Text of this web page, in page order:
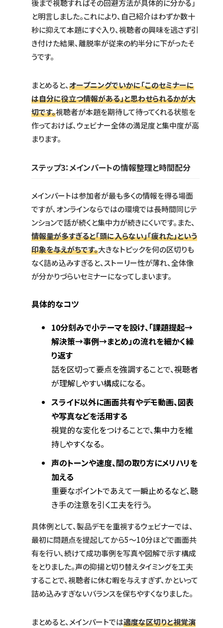
後まで視聴すればその回避方法が具体的に分かる」
と明言しました。これにより、自己紹介はわずか数十
秒に抑えて本題にすぐ入り、視聴者の興味を逃さず引
き付けた結果、離脱率が従来の約半分に下がったそ
うです。
まとめると、オープニングでいかに「このセミナーに
は自分に役立つ情報がある」と思わせられるかが大
切です。視聴者が本題を期待して待ってくれる状態を
作っておけば、ウェビナー全体の満足度と集中度が高
まります。
ステップ3：メインパートの情報整理と時間配分
メインパートは参加者が最も多くの情報を得る場面
ですが、オンラインならではの環境では長時間同じテ
ンションで話が続くと集中力が続きにくいです。また、
情報量が多すぎると「頭に入らない」「疲れた」という
印象を与えがちです。大きなトピックを何の区切りも
なく詰め込みすぎると、ストーリー性が薄れ、全体像
が分かりづらいセミナーになってしまいます。
具体的なコツ
10分刻みで小テーマを設け、「課題提起→
解決策→事例→まとめ」の流れを細かく繰
り返す
話を区切って要点を強調することで、視聴者
が理解しやすい構成になる。
スライド以外に画面共有やデモ動画、図表
や写真などを活用する
視覚的な変化をつけることで、集中力を維
持しやすくなる。
声のトーンや速度、間の取り方にメリハリを
加える
重要なポイントであえて一瞬止めるなど、聴
き手の注意を引く工夫を行う。
具体例として、製品デモを重視するウェビナーでは、
最初に問題点を提起してから5～10分ほどで画面共
有を行い、続けて成功事例を写真や図解で示す構成
をとりました。声の抑揚と切り替えタイミングを工夫
することで、視聴者に休む暇を与えすぎず、かといって
詰め込みすぎないバランスを保ちやすくなりました。
まとめると、メインパートでは適度な区切りと視覚演